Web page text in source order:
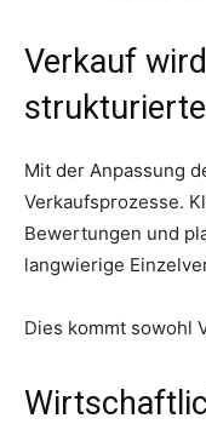
Verkauf
Mit der Anpassung
Verkaufsprozesse.
Bewertungen und
langwierige
Dies kommt sowohl